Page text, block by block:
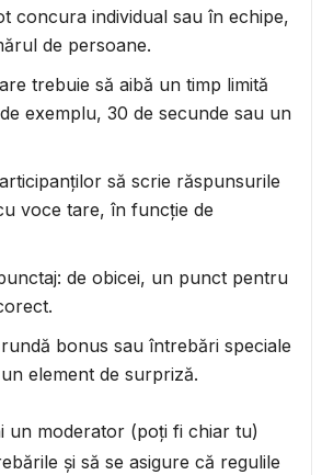
concura individual sau în echipe,
de persoane.
trebuie să aibă un timp limită
exemplu, 30 de secunde sau un
să scrie răspunsurile
voce tare, în funcție de
de obicei, un punct pentru
bonus sau întrebări speciale
element de surpriză.
un moderator (poți fi chiar tu)
și să se asigure că regulile